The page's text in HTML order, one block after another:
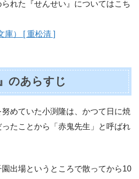
られた『せんせい』についてはこち
庫） [ 重松清 ]
のあらすじ
めていた小渕隆は、かつて日に焼
たことから「赤鬼先生」と呼ばれ
出場というところで散ってから10